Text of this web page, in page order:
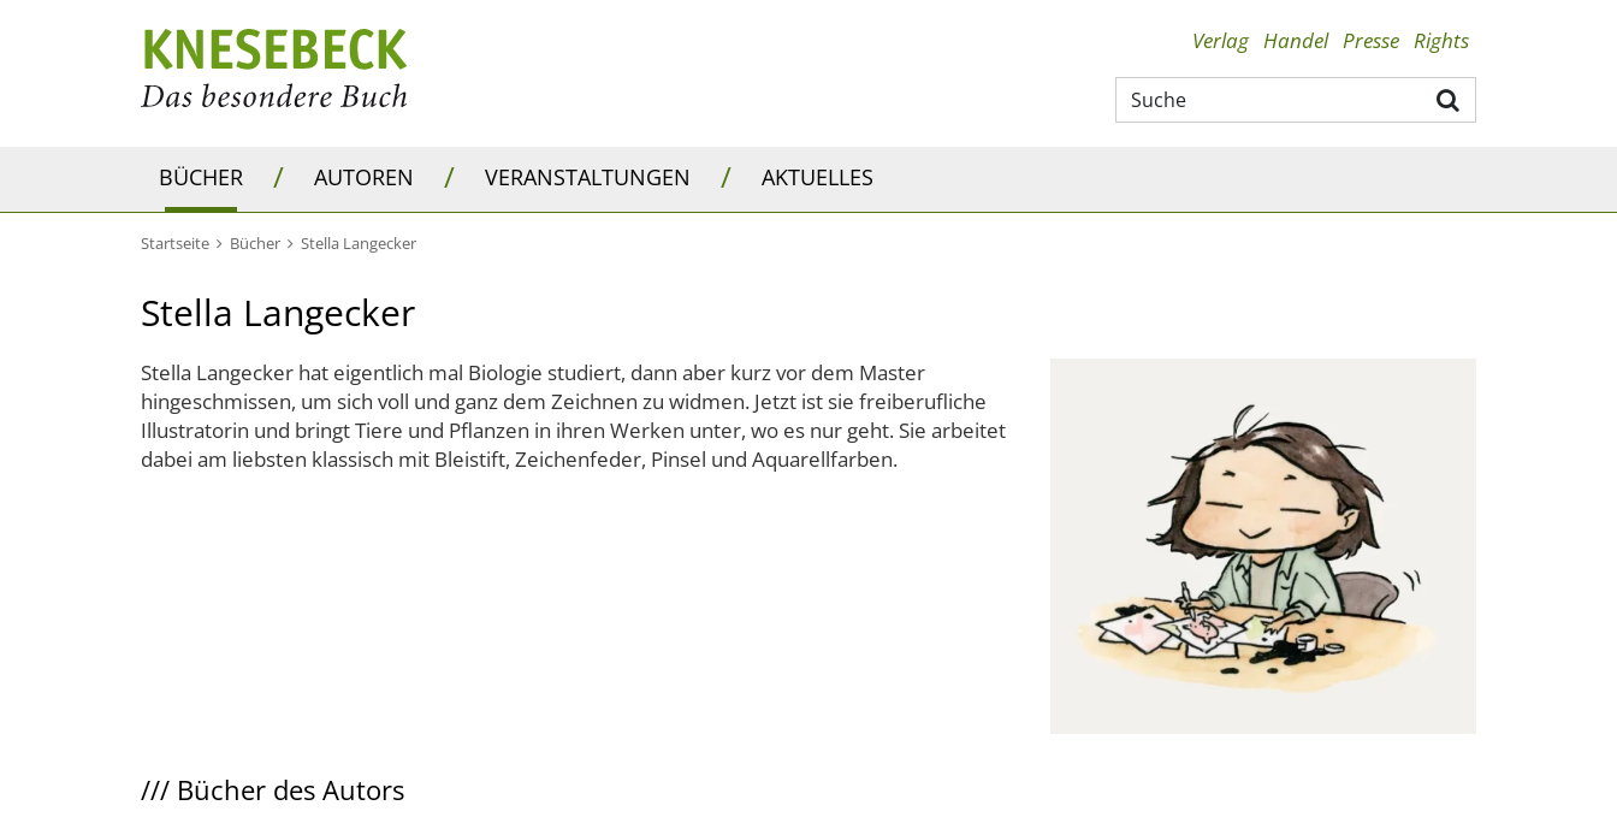
Verlag Handel Presse Rights
BÜCHER / AUTOREN / VERANSTALTUNGEN / AKTUELLES
Startseite Bücher Stella Langecker
Stella Langecker
Stella Langecker hat eigentlich mal Biologie studiert, dann aber kurz vor dem Master
hingeschmissen, um sich voll und ganz dem Zeichnen zu widmen. Jetzt ist sie freiberufliche
Illustratorin und bringt Tiere und Pflanzen in ihren Werken unter, wo es nur geht. Sie arbeitet
dabei am liebsten klassisch mit Bleistift, Zeichenfeder, Pinsel und Aquarellfarben.
/// Bücher des Autors